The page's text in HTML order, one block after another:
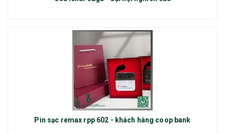
Pin sạc remax rpp 602 - khách hàng coop bank